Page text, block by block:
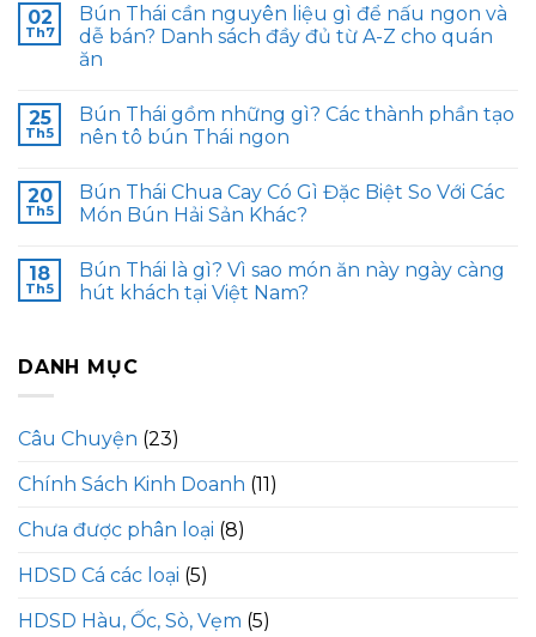
02
Th7
Bún Thái cần nguyên liệu gì để nấu ngon và
dễ bán? Danh sách đầy đủ từ A-Z cho quán
ăn
25
Th5
Bún Thái gồm những gì? Các thành phần tạo
nên tô bún Thái ngon
20
Th5
Bún Thái Chua Cay Có Gì Đặc Biệt So Với Các
Món Bún Hải Sản Khác?
18
Th5
Bún Thái là gì? Vì sao món ăn này ngày càng
hút khách tại Việt Nam?
DANH MỤC
Câu Chuyện (23)
Chính Sách Kinh Doanh (11)
Chưa được phân loại (8)
HDSD Cá các loại (5)
HDSD Hàu, Ốc, Sò, Vẹm (5)